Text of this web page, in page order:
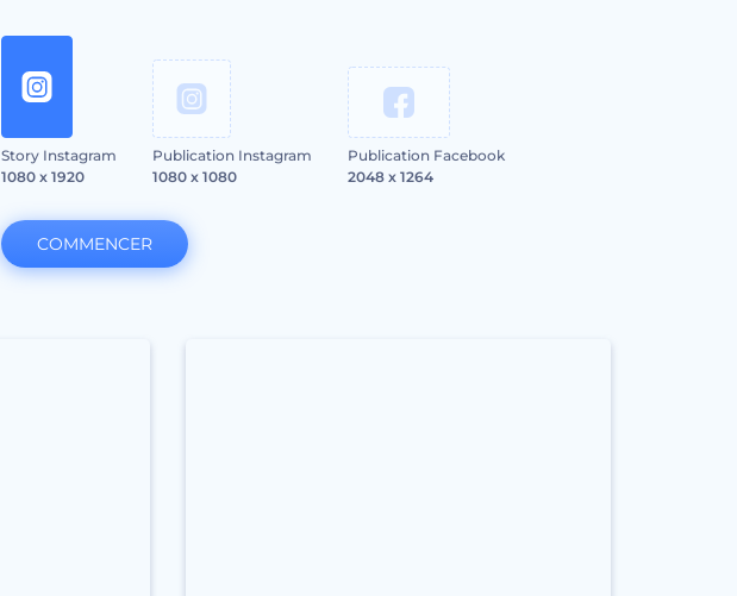
Story Instagram
1080 x 1920
Publication Instagram
1080 x 1080
Publication Facebook
2048 x 1264
COMMENCER